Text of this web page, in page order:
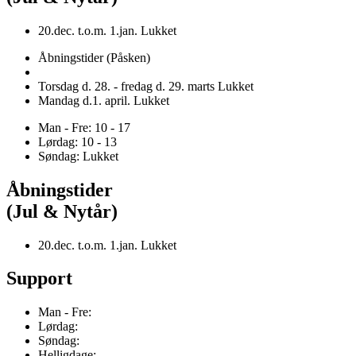
20.dec. t.o.m. 1.jan. Lukket
Åbningstider (Påsken)
Torsdag d. 28. - fredag d. 29. marts Lukket
Mandag d.1. april. Lukket
Man - Fre: 10 - 17
Lørdag: 10 - 13
Søndag: Lukket
Åbningstider
(Jul & Nytår)
20.dec. t.o.m. 1.jan. Lukket
Support
Man - Fre:
Lørdag:
Søndag: